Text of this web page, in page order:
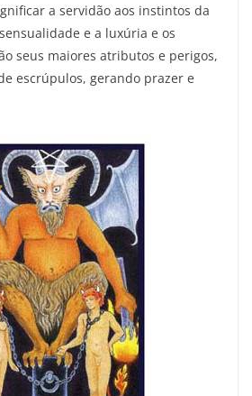
a servidão aos instintos da
e a luxúria e os
seus maiores atributos e perigos,
escrúpulos, gerando prazer e